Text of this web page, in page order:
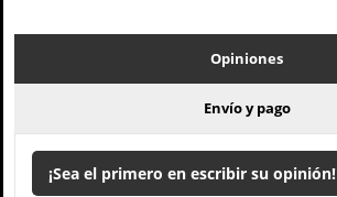
Opiniones
Envío y pago
¡Sea el primero en escribir su opinión!